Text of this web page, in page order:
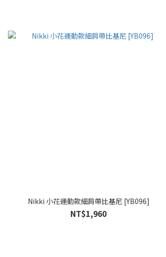
Nikki 小花運動款細肩帶比基尼 [YB096]
NT$1,960